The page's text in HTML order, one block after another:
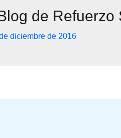
de Refuerzo
diciembre de 2016